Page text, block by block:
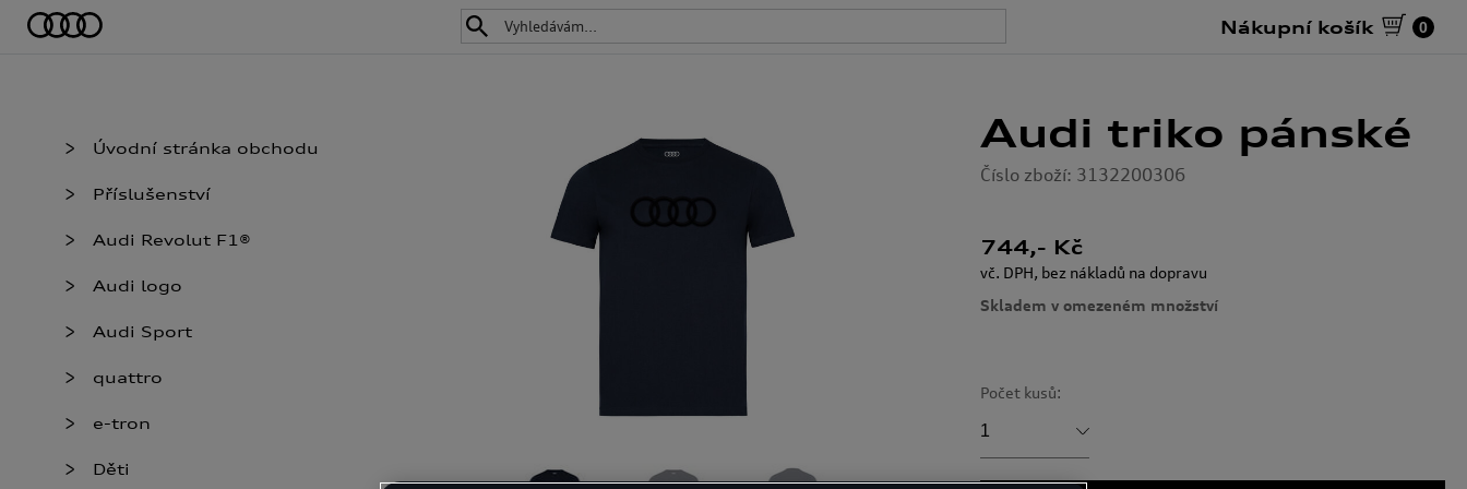
Nákupní košík 0
Úvodní stránka obchodu
Příslušenství
Audi Revolut F1®
Audi logo
Audi Sport
quattro
e-tron
Děti
Audi triko pánské
Číslo zboží: 3132200306
744,- Kč
vč. DPH, bez nákladů na dopravu
Skladem v omezeném množství
Počet kusů:
1